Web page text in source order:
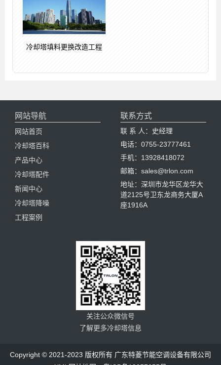
冷却塔填料更换改造工程
网站导航
网站首页
冷却塔百科
产品中心
冷却塔配件
新闻中心
冷却塔降噪
工程案例
联系方式
联 系 人：史经理
电话：0755-23777461
手机：13928418072
邮箱：sales@trlon.com
地址：深圳市龙华区龙华大
道2125号卫东龙商务大厦A
座1916A
关注公众微信号
了解更多冷却塔信息
Copyright © 2021-2023 版权所有 广东特菱节能空调设备有限公司